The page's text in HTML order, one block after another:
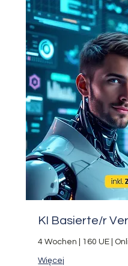
KI Basierte/r
4 Wochen | 160 UE |
Więcej